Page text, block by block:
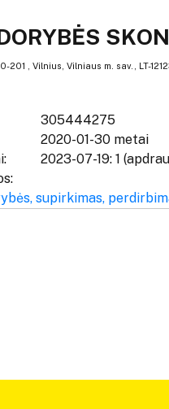
201 , Vilnius, Vilniaus m. sav., LT-
305444275
2020-01-30 metai
2023-07-19: 1
supirkimas,